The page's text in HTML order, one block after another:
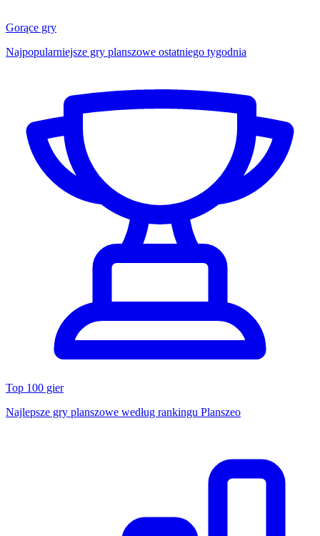
Gorące gry
Najpopularniejsze gry planszowe ostatniego tygodnia
Top 100 gier
Najlepsze gry planszowe według rankingu Planszeo